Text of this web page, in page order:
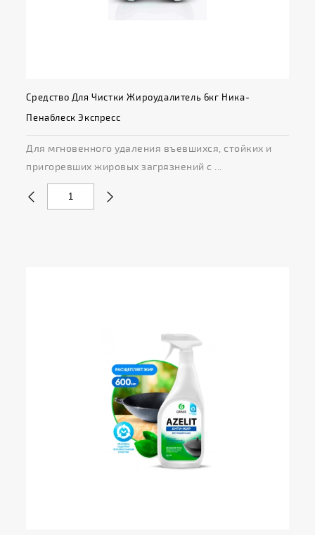
Средство Для Чистки Жироудалитель 6кг Ника-
Пенаблеск Экспресс
Для мгновенного удаления въевшихся, стойких и
пригоревших жировых загрязнений с ...